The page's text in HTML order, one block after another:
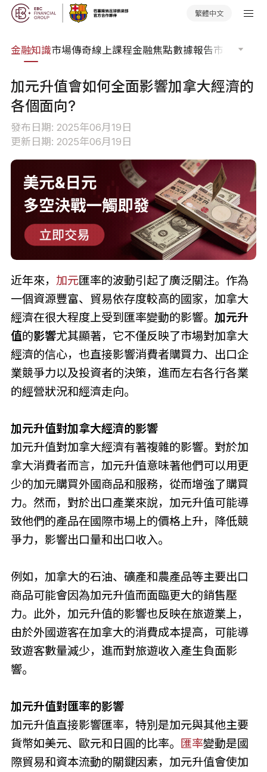
繁體中文
金融知識市場傳奇線上課程金融焦點數據報告市場分析
加元升值會如何全面影響加拿大經濟的
各個面向?
發布日期: 2025年06月19日
更新日期: 2025年06月19日
近年來， 加元匯率的波動引起了廣泛關注。作為
一個資源豐富、貿易依存度較高的國家，加拿大
經濟在很大程度上受到匯率變動的影響。 加元升
值的影響尤其顯著，它不僅反映了市場對加拿大
經濟的信心，也直接影響消費者購買力、出口企
業競爭力以及投資者的決策，進而左右各行各業
的經營狀況和經濟走向。
加元升值對加拿大經濟的影響
加元升值對加拿大經濟有著複雜的影響。對於加
拿大消費者而言，加元升值意味著他們可以用更
少的加元購買外國商品和服務，從而增強了購買
力。然而，對於出口產業來說，加元升值可能導
致他們的產品在國際市場上的價格上升，降低競
爭力，影響出口量和出口收入。
例如，加拿大的石油、礦產和農產品等主要出口
商品可能會因為加元升值而面臨更大的銷售壓
力。此外，加元升值的影響也反映在旅遊業上，
由於外國遊客在加拿大的消費成本提高，可能導
致遊客數量減少，進而對旅遊收入產生負面影
響。
加元升值對匯率的影響
加元升值直接影響匯率，特別是加元與其他主要
貨幣如美元、歐元和日圓的比率。 匯率變動是國
際貿易和資本流動的關鍵因素，加元升值會使加